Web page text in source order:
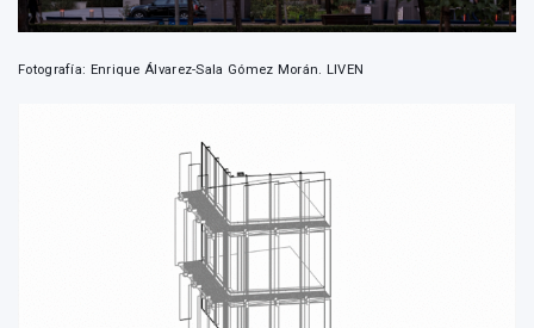
Fotografía: Enrique Álvarez-Sala Gómez Morán. LIVEN